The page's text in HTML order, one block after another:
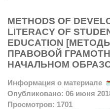
METHODS OF
LITERACY OF
EDUCATION
ПРАВОВОЙ
НАЧАЛЬНОМ
Информация о материале
Опубликовано: 06 июня
Просмотров: 1701